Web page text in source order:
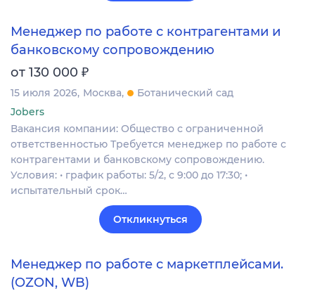
Менеджер по работе с контрагентами и
банковскому сопровождению
от 130 000 ₽
15 июля 2026 Москва
Ботанический сад
Jobers
Вакансия компании: Общество с ограниченной
ответственностью Требуется менеджер по работе с
контрагентами и банковскому сопровождению.
Условия: • график работы: 5/2, с 9:00 до 17:30; •
испытательный срок…
Откликнуться
Менеджер по работе с маркетплейсами.
(OZON, WB)